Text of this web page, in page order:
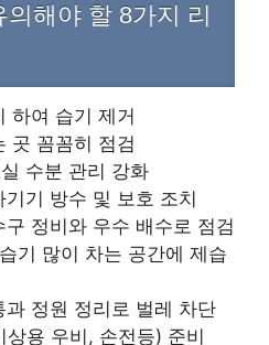
해야 할 8가지 리
하여 습기 제거
곳 꼼꼼히 점검
수분 관리 강화
기 방수 및 보호 조치
정비와 우수 배수로 점검
기 많이 차는 공간에 제습
과 정원 정리로 벌레 차단
용 우비, 손전등) 준비